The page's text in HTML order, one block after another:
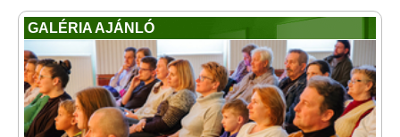
GALÉRIA AJÁNLÓ